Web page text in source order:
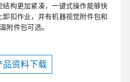
结构更加紧凑，一键式操作能够快
卸扣作业，并有机器视觉附件包和
附件包可选。
品资料下载